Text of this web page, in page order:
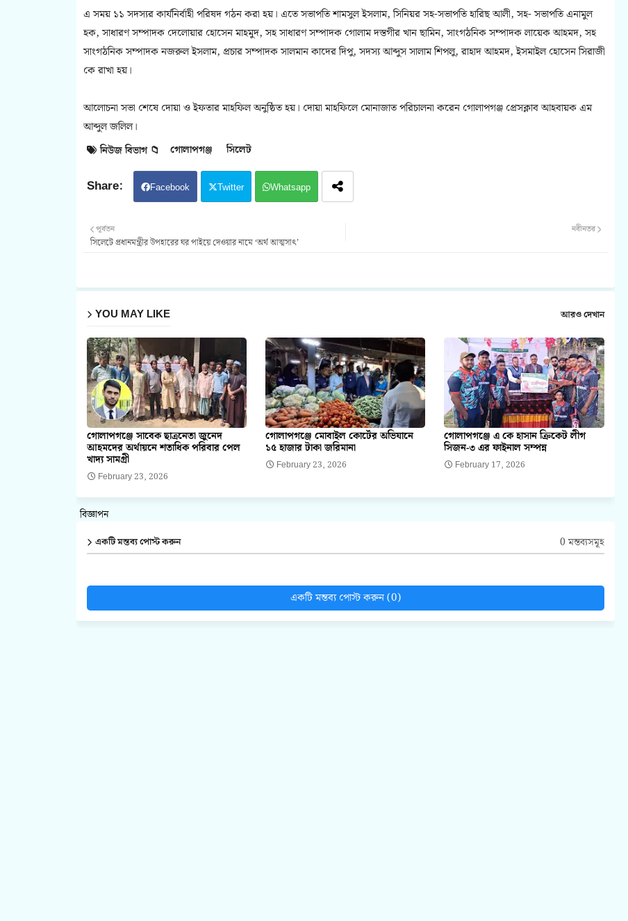
এ সময় ১১ সদস্যর কার্যনির্বাহী পরিষদ গঠন করা হয়। এতে সভাপতি শামসুল ইসলাম, সিনিয়র সহ-সভাপতি হারিছ আলী, সহ- সভাপতি এনামুল
হক, সাধারণ সম্পাদক দেলোয়ার হোসেন মাহমুদ, সহ সাধারণ সম্পাদক গোলাম দস্তগীর খান ছামিন, সাংগঠনিক সম্পাদক লায়েক আহমদ, সহ
সাংগঠনিক সম্পাদক নজরুল ইসলাম, প্রচার সম্পাদক সালমান কাদের দিপু, সদস্য আব্দুস সালাম শিপলু, রাহাদ আহমদ, ইসমাইল হোসেন সিরাজী
কে রাখা হয়।
আলোচনা সভা শেষে দোয়া ও ইফতার মাহফিল অনুষ্ঠিত হয়। দোয়া মাহফিলে মোনাজাত পরিচালনা করেন গোলাপগঞ্জ প্রেসক্লাব আহবায়ক এম
আব্দুল জলিল।
নিউজ বিভাগ 📁 গোলাপগঞ্জ সিলেট
Facebook Twitter Whatsapp
নবীনতর
পূর্বতন
সিলেটে প্রধানমন্ত্রীর উপহারের ঘর পাইয়ে দেওয়ার নামে ‘অর্থ আত্মসাৎ’
YOU MAY LIKE আরও দেখান
গোলাপগঞ্জে সাবেক ছাত্রনেতা জুনেদ
আহমদের অর্থায়নে শতাধিক পরিবার পেল
খাদ্য সামগ্রী
February 23, 2026
গোলাপগঞ্জে মোবাইল কোর্টের অভিযানে
১৫ হাজার টাকা জরিমানা
February 23, 2026
গোলাপগঞ্জে এ কে হাসান ক্রিকেট লীগ
সিজন-৩ এর ফাইনাল সম্পন্ন
February 17, 2026
বিজ্ঞাপন
একটি মন্তব্য পোস্ট করুন 0 মন্তব্যসমূহ
একটি মন্তব্য পোস্ট করুন (0)